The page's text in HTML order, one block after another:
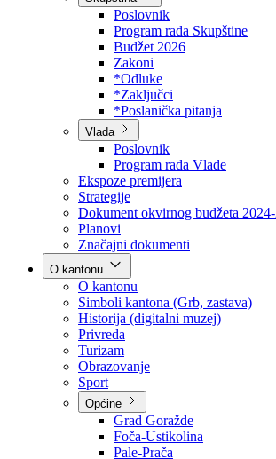
Skupština
Poslovnik
Program rada Skupštine
Budžet 2026
Zakoni
*Odluke
*Zaključci
*Poslanička pitanja
Vlada
Poslovnik
Program rada Vlade
Ekspoze premijera
Strategije
Dokument okvirnog budžeta 2024-
Planovi
Značajni dokumenti
O kantonu
O kantonu
Simboli kantona (Grb, zastava)
Historija (digitalni muzej)
Privreda
Turizam
Obrazovanje
Općine